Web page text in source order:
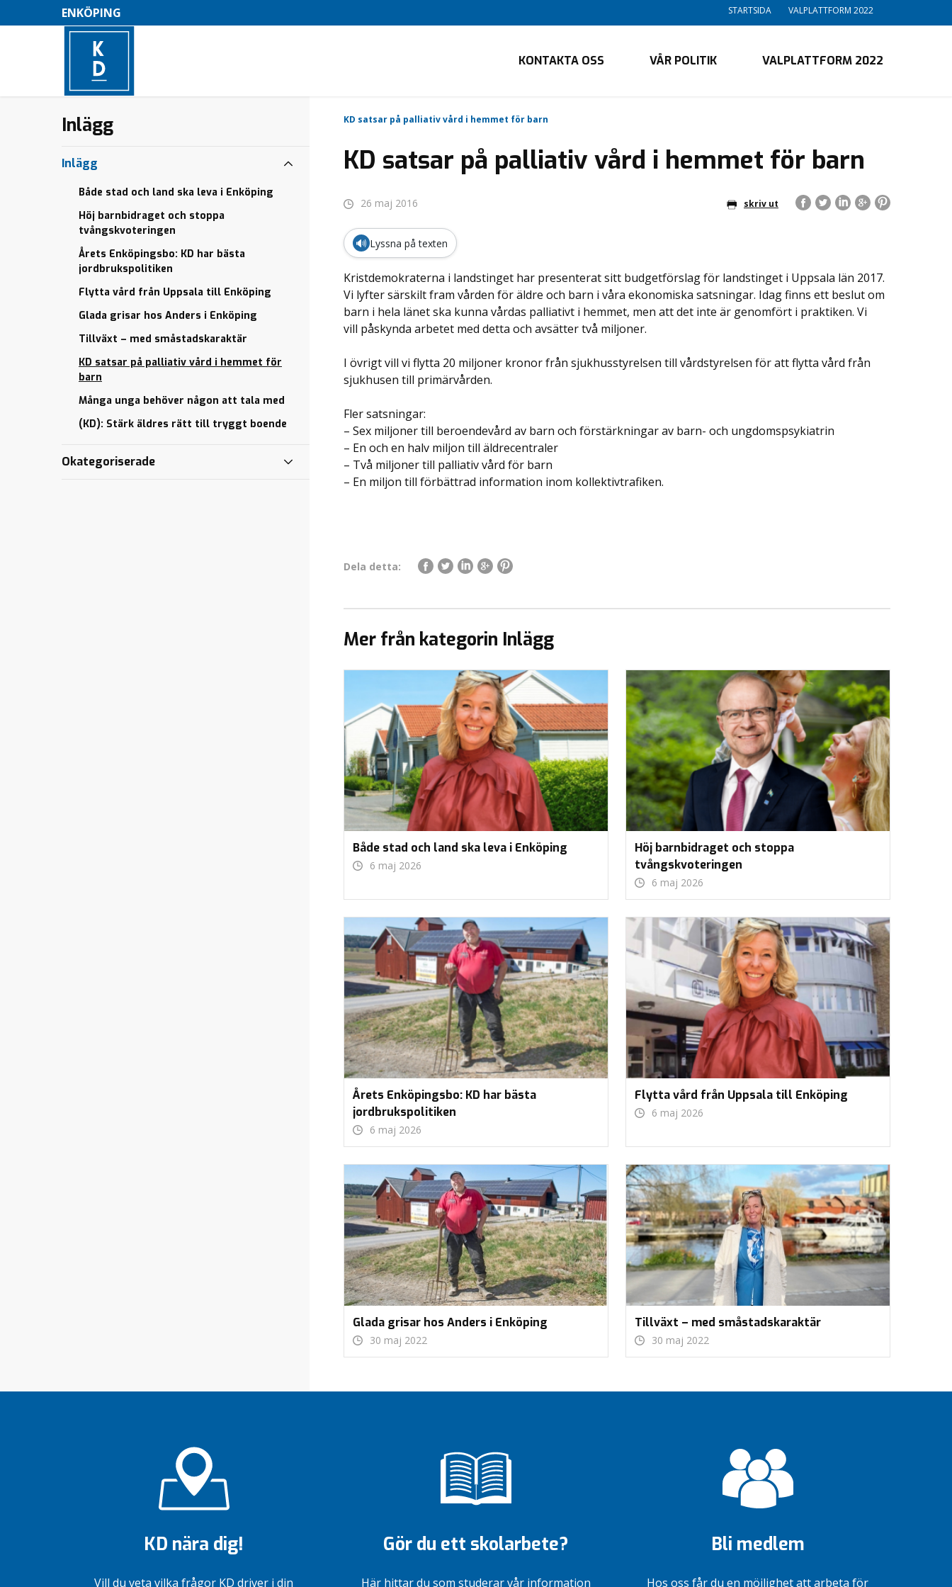
ENKÖPING STARTSIDA VALPLATTFORM 2022
KONTAKTA OSS VÅR POLITIK VALPLATTFORM 2022
KD satsar på palliativ vård i hemmet för barn
KD satsar på palliativ vård i hemmet för barn
26 maj 2016 skriv ut
🔊 Lyssna på texten
Kristdemokraterna i landstinget har presenterat sitt budgetförslag för landstinget i Uppsala län 2017.
Vi lyfter särskilt fram vården för äldre och barn i våra ekonomiska satsningar. Idag finns ett beslut om
barn i hela länet ska kunna vårdas palliativt i hemmet, men att det inte är genomfört i praktiken. Vi
vill påskynda arbetet med detta och avsätter två miljoner.
I övrigt vill vi flytta 20 miljoner kronor från sjukhusstyrelsen till vårdstyrelsen för att flytta vård från
sjukhusen till primärvården.
Fler satsningar:
– Sex miljoner till beroendevård av barn och förstärkningar av barn- och ungdomspsykiatrin
– En och en halv miljon till äldrecentraler
– Två miljoner till palliativ vård för barn
– En miljon till förbättrad information inom kollektivtrafiken.
Dela detta:
Mer från kategorin Inlägg
Både stad och land ska leva i Enköping
6 maj 2026
Höj barnbidraget och stoppa
tvångskvoteringen
6 maj 2026
Årets Enköpingsbo: KD har bästa
jordbrukspolitiken
6 maj 2026
Flytta vård från Uppsala till Enköping
6 maj 2026
Glada grisar hos Anders i Enköping
30 maj 2022
Tillväxt – med småstadskaraktär
30 maj 2022
Inlägg
n
y
Inlägg
Både stad och land ska leva i Enköping
Höj barnbidraget och stoppa
tvångskvoteringen
Årets Enköpingsbo: KD har bästa
jordbrukspolitiken
Flytta vård från Uppsala till Enköping
Glada grisar hos Anders i Enköping
Tillväxt – med småstadskaraktär
KD satsar på palliativ vård i hemmet för
barn
Många unga behöver någon att tala med
(KD): Stärk äldres rätt till tryggt boende
Okategoriserade
Adaktusson
talade i
kommunpolitiken
Valfriheten
viktig
Bli
medlem!
KD nära dig!
Vill du veta vilka frågor KD driver i din
Gör du ett skolarbete?
Här hittar du som studerar vår information
Bli medlem
Hos oss får du en möjlighet att arbeta för